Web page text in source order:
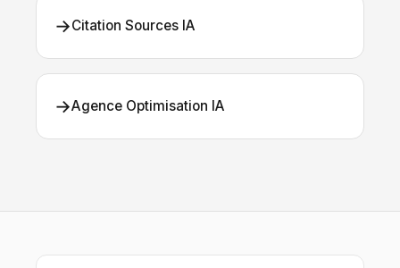
→Citation Sources IA
→Agence Optimisation IA